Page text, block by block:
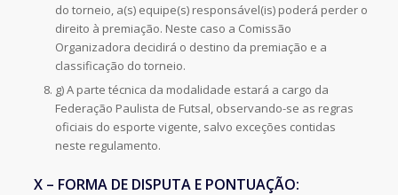
do torneio, a(s) equipe(s) responsável(is) poderá perder o
direito à premiação. Neste caso a Comissão
Organizadora decidirá o destino da premiação e a
classificação do torneio.
g) A parte técnica da modalidade estará a cargo da
Federação Paulista de Futsal, observando-se as regras
oficiais do esporte vigente, salvo exceções contidas
neste regulamento.
X – FORMA DE DISPUTA E PONTUAÇÃO: